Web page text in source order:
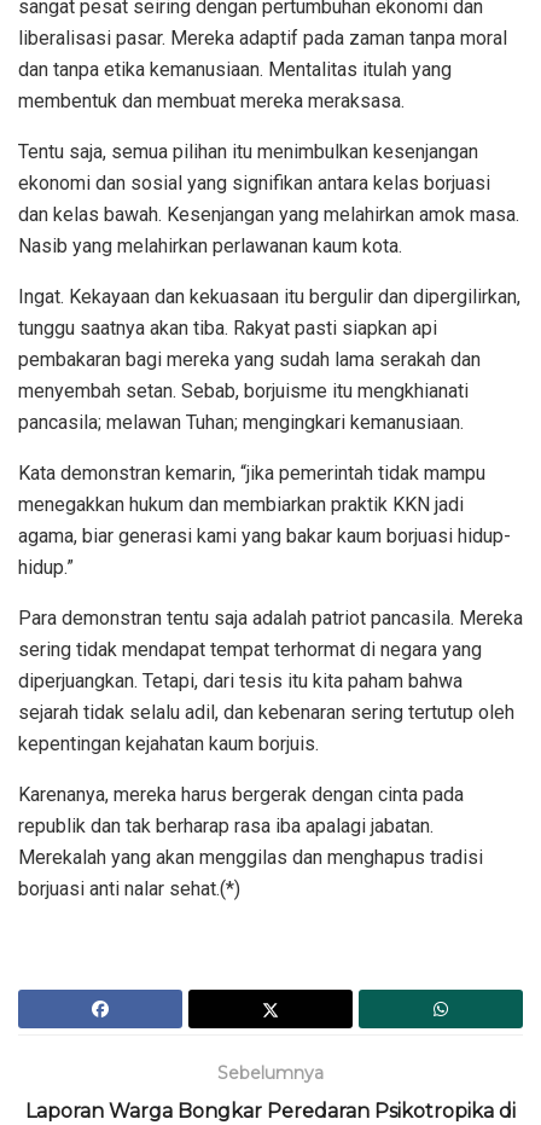
sangat pesat seiring dengan pertumbuhan ekonomi dan
liberalisasi pasar. Mereka adaptif pada zaman tanpa moral
dan tanpa etika kemanusiaan. Mentalitas itulah yang
membentuk dan membuat mereka meraksasa.
Tentu saja, semua pilihan itu menimbulkan kesenjangan
ekonomi dan sosial yang signifikan antara kelas borjuasi
dan kelas bawah. Kesenjangan yang melahirkan amok masa.
Nasib yang melahirkan perlawanan kaum kota.
Ingat. Kekayaan dan kekuasaan itu bergulir dan dipergilirkan,
tunggu saatnya akan tiba. Rakyat pasti siapkan api
pembakaran bagi mereka yang sudah lama serakah dan
menyembah setan. Sebab, borjuisme itu mengkhianati
pancasila; melawan Tuhan; mengingkari kemanusiaan.
Kata demonstran kemarin, “jika pemerintah tidak mampu
menegakkan hukum dan membiarkan praktik KKN jadi
agama, biar generasi kami yang bakar kaum borjuasi hidup-
hidup.”
Para demonstran tentu saja adalah patriot pancasila. Mereka
sering tidak mendapat tempat terhormat di negara yang
diperjuangkan. Tetapi, dari tesis itu kita paham bahwa
sejarah tidak selalu adil, dan kebenaran sering tertutup oleh
kepentingan kejahatan kaum borjuis.
Karenanya, mereka harus bergerak dengan cinta pada
republik dan tak berharap rasa iba apalagi jabatan.
Merekalah yang akan menggilas dan menghapus tradisi
borjuasi anti nalar sehat.(*)
Sebelumnya
Laporan Warga Bongkar Peredaran Psikotropika di